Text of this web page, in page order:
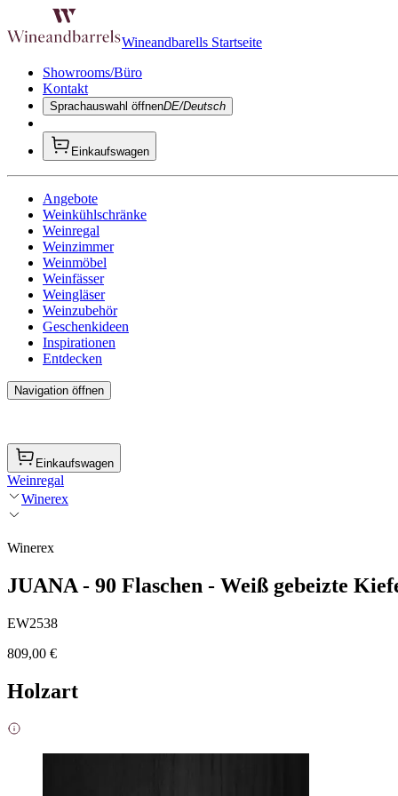
Wineandbarells Startseite
Showrooms/Büro
Kontakt
Sprachauswahl öffnenDE/Deutsch
Einkaufswagen
Angebote
Weinkühlschränke
Weinregal
Weinzimmer
Weinmöbel
Weinfässer
Weingläser
Weinzubehör
Geschenkideen
Inspirationen
Entdecken
Navigation öffnen
Einkaufswagen
Weinregal
Winerex
Winerex
JUANA - 90 Flaschen - Weiß gebeizte
EW2538
809,00 €
Holzart